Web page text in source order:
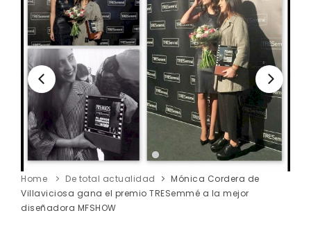
Home De total actualidad
Mónica Cordera de
Villaviciosa gana el premio TRESemmé a la mejor
diseñadora MFSHOW